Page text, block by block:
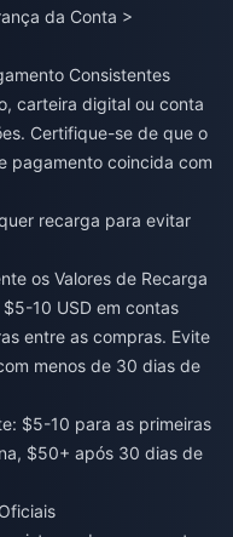
da Conta >
Consistentes
carteira digital ou conta
Certifique-se de que o
pagamento coincida com
recarga para evitar
os Valores de Recarga
10 USD em contas
entre as compras. Evite
menos de 30 dias de
$5-10 para as primeiras
$50+ após 30 dias de